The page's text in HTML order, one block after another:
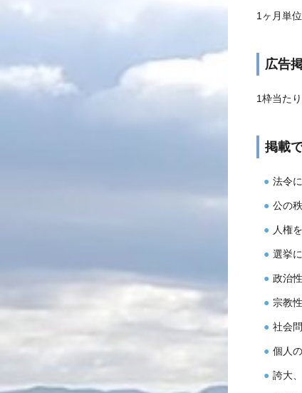
1ヶ月単
広告
1枠当た
掲載
法令
公の
人権
選挙
政治
宗教
社会
個人
誇大